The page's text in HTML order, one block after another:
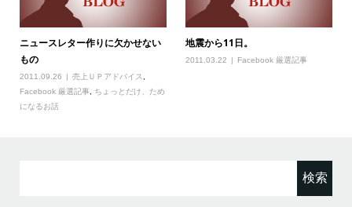
ニュースレター作りに欠かせない
もの
2011.09.26 売上ＵＰアドバイス
Facebook 厳選記事,
ちょっとだけ、ため
になるお話
地震から11日。
2011.03.22 Facebook 厳選記事